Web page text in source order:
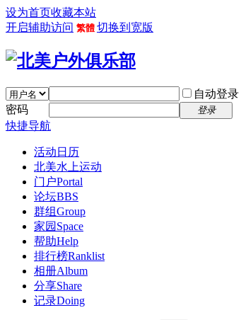
设为首页收藏本站
开启辅助访问 繁體 切换到宽版
自动登录
密码
登录
快捷导航
活动日历
北美水上运动
门户Portal
论坛BBS
群组Group
家园 Space
帮助Help
排行榜Ranklist
相册Album
分享Share
记录Doing